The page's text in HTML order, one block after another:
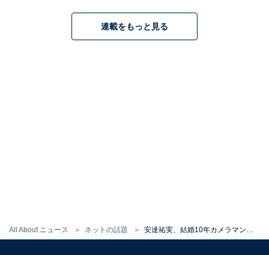
All About ニュース ネットの話題
連載をもっと見る